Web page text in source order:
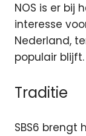
NOS is er bij
interesse
Nederland,
populair blijft.
Traditie
SBS6 brengt